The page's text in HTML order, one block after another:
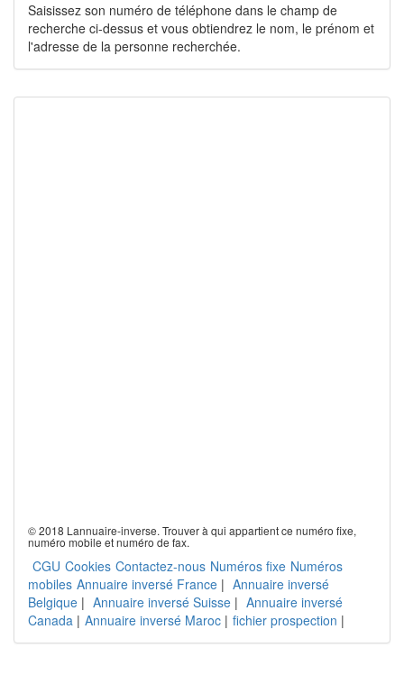
Saisissez son numéro de téléphone dans le champ de
recherche ci-dessus et vous obtiendrez le nom, le prénom et
l'adresse de la personne recherchée.
© 2018 Lannuaire-inverse. Trouver à qui appartient ce numéro fixe,
numéro mobile et numéro de fax.
CGU Cookies Contactez-nous Numéros fixe Numéros
mobiles Annuaire inversé France | Annuaire inversé
Belgique | Annuaire inversé Suisse | Annuaire inversé
Canada | Annuaire inversé Maroc | fichier prospection |